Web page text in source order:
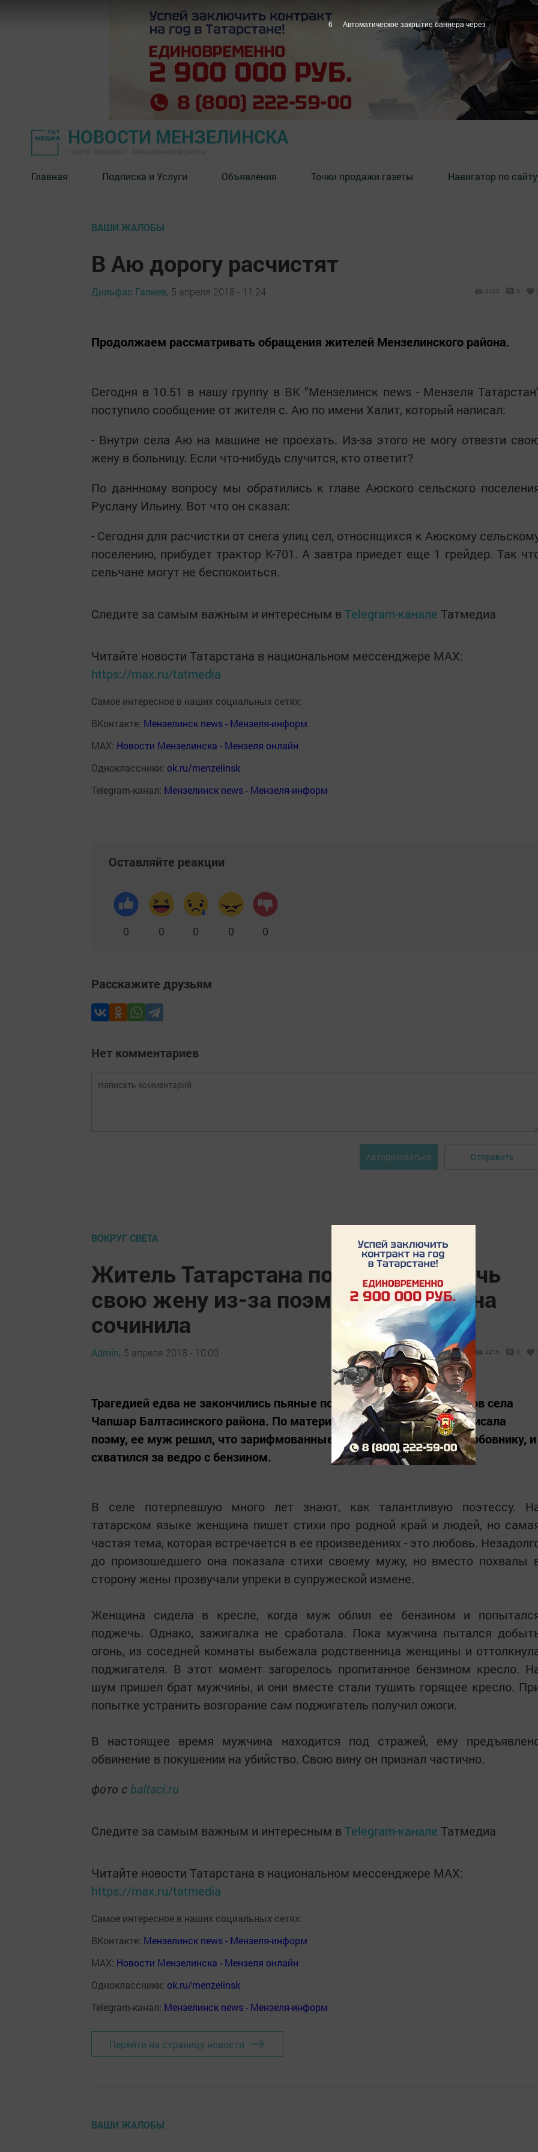
НОВОСТИ МЕНЗЕЛИНСКА
Главная Подписка и Услуги Объявления Точки продажи газеты Навигатор по сайту
ВАШИ ЖАЛОБЫ
В Аю дорогу расчистят
Дильфас Галиев, 5 апреля 2018 - 11:24 2430 0
Продолжаем рассматривать обращения жителей Мензелинского района.
Сегодня в 10.51 в нашу группу в ВК "Мензелинск news - Мензеля
поступило сообщение от жителя с. Аю по имени Халит, который написал:
- Внутри села Аю на машине не проехать. Из-за этого не могу отвезти
жену в больницу. Если что-нибудь случится, кто ответит?
По даннному вопросу мы обратились к главе Аюского сельского
Руслану Ильину. Вот что он сказал:
- Сегодня для расчистки от снега улиц сел, относящихся к Аюскому
поселению, прибудет трактор К-701. А завтра приедет еще 1 грейдер. Так
сельчане могут не беспокоиться.
Следите за самым важным и интересным в Telegram-канале Татмедиа
Читайте новости Татарстана в национальном мессенджере MАХ:
https://max.ru/tatmedia
Самое интересное в наших социальных сетях:
ВКонтакте: Мензелинск news - Мензеля-информ
MAX: Новости Мензелинска - Мензеля онлайн
Одноклассники: ok.ru/menzelinsk
Telegram-канал: Мензелинск news - Мензеля-информ
Оставляйте реакции
0 0 0 0 0
Расскажите друзьям
Нет комментариев
Авторизоваться Отправить
ВОКРУГ СВЕТА
Житель Татарстана попытался сжечь
свою жену из-за поэмы, которую она
сочинила
Admin, 5 апреля 2018 - 10:00 2216 0
Трагедией едва не закончились пьяные посиделки в одном из домов села
Чапшар Балтасинского района. По материалам дела, женщина написала
поэму, ее муж решил, что зарифмованные строки она посвятила любовнику, и
схватился за ведро с бензином.
В селе потерпевшую много лет знают, как талантливую поэтессу.
татарском языке женщина пишет стихи про родной край и людей, но
частая тема, которая встречается в ее произведениях - это любовь.
до произошедшего она показала стихи своему мужу, но вместо похвалы
сторону жены прозвучали упреки в супружеской измене.
Женщина сидела в кресле, когда муж облил ее бензином и
поджечь. Однако, зажигалка не сработала. Пока мужчина пытался
огонь, из соседней комнаты выбежала родственница женщины и
поджигателя. В этот момент загорелось пропитанное бензином кресло.
шум пришел брат мужчины, и они вместе стали тушить горящее кресло.
попытке устранить возгорание сам поджигатель получил ожоги.
В настоящее время мужчина находится под стражей, ему
обвинение в покушении на убийство. Свою вину он признал частично.
фото с baltaci.ru
Следите за самым важным и интересным в Telegram-канале Татмедиа
Читайте новости Татарстана в национальном мессенджере MАХ:
https://max.ru/tatmedia
Самое интересное в наших социальных сетях:
ВКонтакте: Мензелинск news - Мензеля-информ
MAX: Новости Мензелинска - Мензеля онлайн
Одноклассники: ok.ru/menzelinsk
Telegram-канал: Мензелинск news - Мензеля-информ
Перейти на страницу новости
ВАШИ ЖАЛОБЫ
5 Автоматическое закрытие баннера через